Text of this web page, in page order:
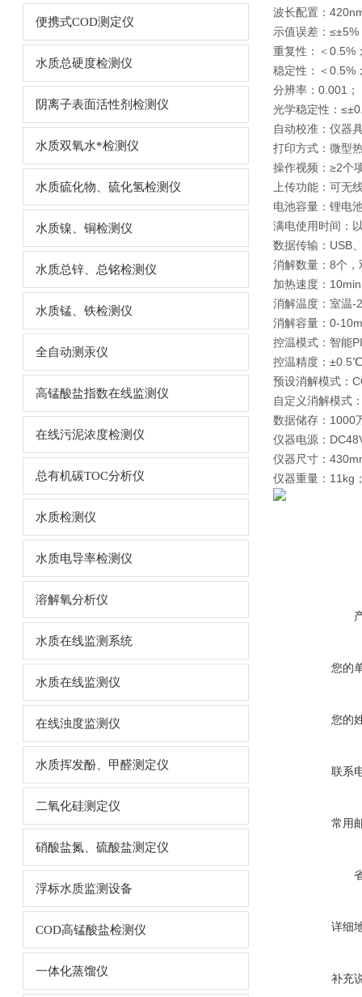
便携式COD测定仪
水质总硬度检测仪
阴离子表面活性剂检测仪
水质双氧水*检测仪
水质硫化物、硫化氢检测仪
水质镍、铜检测仪
水质总锌、总铭检测仪
水质锰、铁检测仪
全自动测汞仪
高锰酸盐指数在线监测仪
在线污泥浓度检测仪
总有机碳TOC分析仪
水质检测仪
水质电导率检测仪
溶解氧分析仪
水质在线监测系统
水质在线监测仪
在线浊度监测仪
水质挥发酚、甲醛测定仪
二氧化硅测定仪
硝酸盐氮、硫酸盐测定仪
浮标水质监测设备
COD高锰酸盐检测仪
一体化蒸馏仪
波长配置：
示值误差：≤±5%
重复性：＜0.5%
稳定性：＜0.5%
分辨率：0.001；
光学稳定性：
自动校准：仪器
打印方式：微型
操作视频：≥2个
上传功能：可无
电池容量：锂电
满电使用时间：
数据传输：USB
消解数量：8个
加热速度：
消解温度：室温
消解容量：0-
控温模式：智能
控温精度：
预设消解模式：
自定义消解模式
数据储存：1000
仪器电源：
仪器尺寸：
仪器重量：11kg
您的
您的
联系
常用
详细
补充